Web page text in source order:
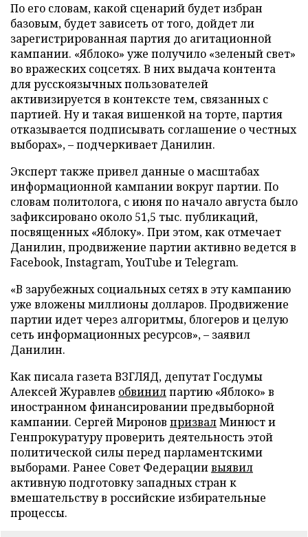
По его словам, какой сценарий будет избран
базовым, будет зависеть от того, дойдет ли
зарегистрированная партия до агитационной
кампании. «Яблоко» уже получило «зеленый свет»
во вражеских соцсетях. В них выдача контента
для русскоязычных пользователей
активизируется в контексте тем, связанных с
партией. Ну и такая вишенкой на торте, партия
отказывается подписывать соглашение о честных
выборах», – подчеркивает Данилин.
Эксперт также привел данные о масштабах
информационной кампании вокруг партии. По
словам политолога, с июня по начало августа было
зафиксировано около 51,5 тыс. публикаций,
посвященных «Яблоку». При этом, как отмечает
Данилин, продвижение партии активно ведется в
Facebook, Instagram, YouTube и Telegram.
«В зарубежных социальных сетях в эту кампанию
уже вложены миллионы долларов. Продвижение
партии идет через алгоритмы, блогеров и целую
сеть информационных ресурсов», – заявил
Данилин.
Как писала газета ВЗГЛЯД, депутат Госдумы
Алексей Журавлев обвинилпартию «Яблоко» в
иностранном финансировании предвыборной
кампании. Сергей Миронов призвалМинюст и
Генпрокуратуру проверить деятельность этой
политической силы перед парламентскими
выборами. Ранее Совет Федерациивыявил
активную подготовку западных стран к
вмешательству в российские избирательные
процессы.